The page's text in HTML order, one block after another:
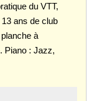
du VTT,
ans de club
à
Piano : Jazz,